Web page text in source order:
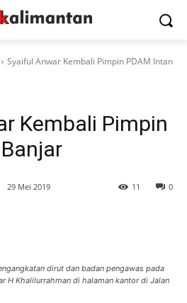
Syaiful Anwar Kembali Pimpin PDAM Intan
Kembali Pimpin
29 Mei 2019 0
11
dirut dan badan pengawas pada
H Khalilurrahman di halaman kantor di Jalan